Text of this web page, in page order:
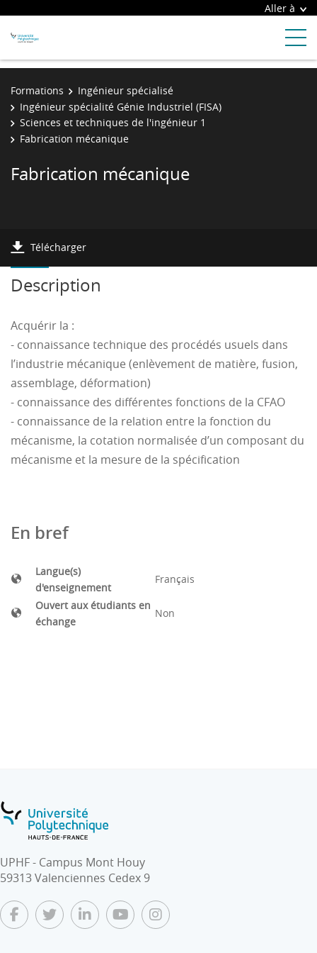
Aller à
Formations
Ingénieur spécialisé
Ingénieur spécialité Génie Industriel (FISA)
Sciences et techniques de l'ingénieur 1
Fabrication mécanique
Fabrication mécanique
Télécharger
Description
Acquérir la :
- connaissance technique des procédés usuels dans
l’industrie mécanique (enlèvement de matière, fusion,
assemblage, déformation)
- connaissance des différentes fonctions de la CFAO
- connaissance de la relation entre la fonction du
mécanisme, la cotation normalisée d’un composant du
mécanisme et la mesure de la spécification
En bref
Langue(s)
d'enseignement
Français
Ouvert aux étudiants en
échange
Non
UPHF - Campus Mont Houy
59313 Valenciennes Cedex 9